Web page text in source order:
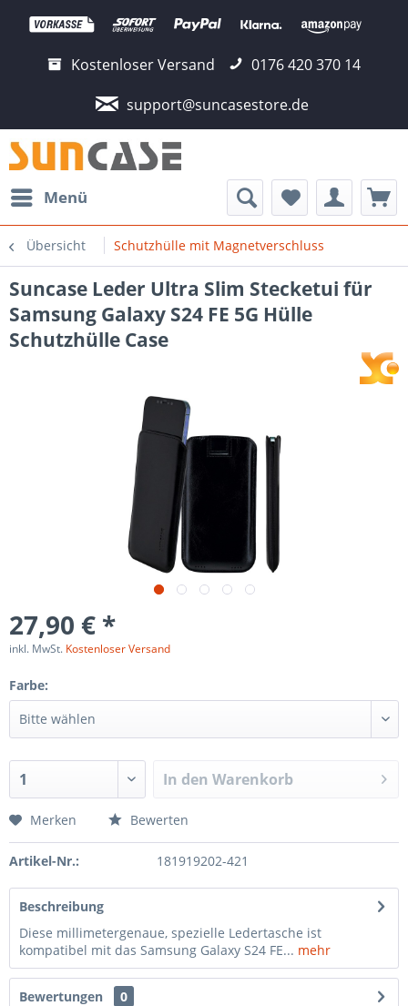
Kostenloser Versand
0176 420 370 14
support@suncasestore.de
Menü
Übersicht Schutzhülle mit Magnetverschluss
Suncase Leder Ultra Slim Stecketui für
Samsung Galaxy S24 FE 5G Hülle
Schutzhülle Case
27,90 € *
inkl. MwSt. Kostenloser Versand
Farbe:
In den Warenkorb
Merken Bewerten
Artikel-Nr.: 181919202-421
Beschreibung
Diese millimetergenaue, spezielle Ledertasche ist
kompatibel mit das Samsung Galaxy S24 FE... mehr
Bewertungen
0